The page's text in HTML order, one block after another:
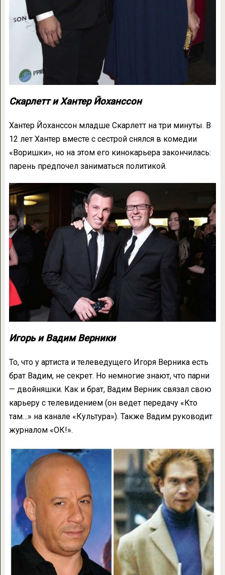
Скарлетт и Хантер Йоханссон
Хантер Йоханссон младше Скарлетт на три минуты. В
12 лет Хантер вместе с сестрой снялся в комедии
«Воришки», но на этом его кинокарьера закончилась:
парень предпочел заниматься политикой.
Игорь и Вадим Верники
То, что у артиста и телеведущего Игоря Верника есть
брат Вадим, не секрет. Но немногие знают, что парни
— двойняшки. Как и брат, Вадим Верник связал свою
карьеру с телевидением (он ведет передачу «Кто
там…» на канале «Культура»). Также Вадим руководит
журналом «ОК!».